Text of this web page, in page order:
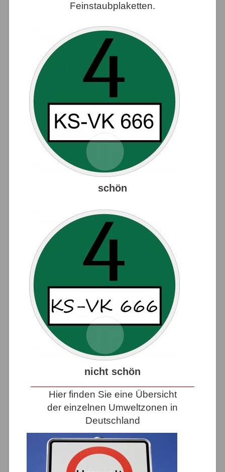
Feinstaubplaketten.
schön
nicht schön
Hier finden Sie eine Übersicht
der einzelnen Umweltzonen in
Deutschland